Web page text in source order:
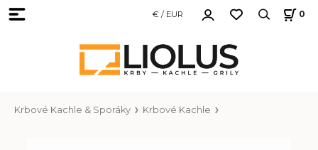
€ / EUR 0
Krbové Kachle & Sporáky Krbové Kachle